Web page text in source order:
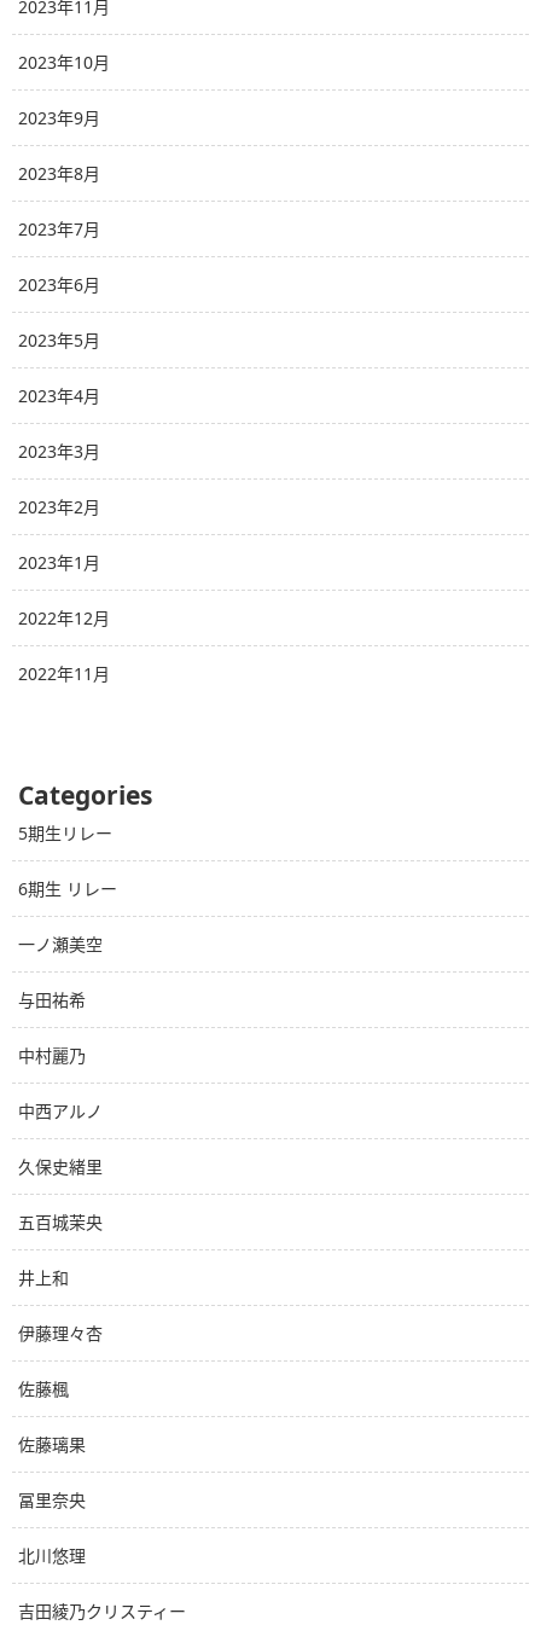
2023年11月
2023年10月
2023年9月
2023年8月
2023年7月
2023年6月
2023年5月
2023年4月
2023年3月
2023年2月
2023年1月
2022年12月
2022年11月
Categories
5期生リレー
6期生 リレー
一ノ瀬美空
与田祐希
中村麗乃
中西アルノ
久保史緒里
五百城茉央
井上和
伊藤理々杏
佐藤楓
佐藤璃果
冨里奈央
北川悠理
吉田綾乃クリスティー